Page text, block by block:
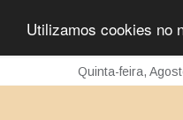
Utilizamos cookies no
to
Quinta-feira,